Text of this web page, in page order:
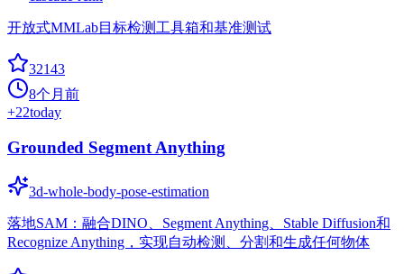
开放式MMLab目标检测工具箱和基准测试
32143
8个月前
+22today
Grounded Segment Anything
3d-whole-body-pose-estimation
落地SAM：融合DINO、Segment Anything、Stable Diffusion和
Recognize Anything，实现自动检测、分割和生成任何物体